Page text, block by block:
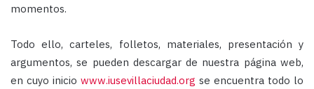
momentos.
Todo ello, carteles, folletos, materiales, presentación y
argumentos, se pueden descargar de nuestra página web,
en cuyo inicio www.iusevillaciudad.org se encuentra todo lo